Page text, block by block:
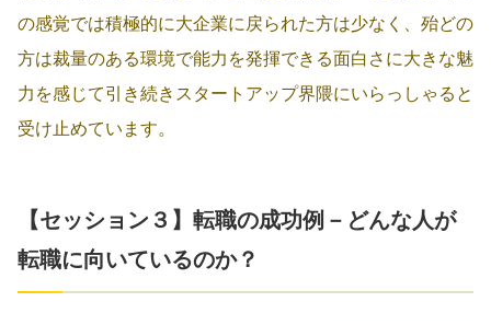
の感覚では積極的に大企業に戻られた方は少なく、殆どの
方は裁量のある環境で能力を発揮できる面白さに大きな魅
力を感じて引き続きスタートアップ界隈にいらっしゃると
受け止めています。
【セッション３】転職の成功例－どんな人が
転職に向いているのか？